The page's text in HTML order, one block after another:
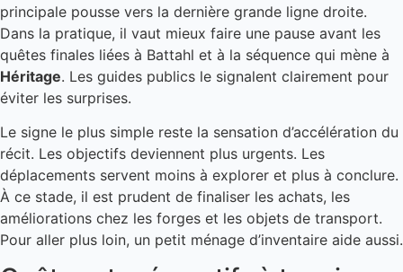
principale pousse vers la dernière grande ligne droite.
Dans la pratique, il vaut mieux faire une pause avant les
quêtes finales liées à Battahl et à la séquence qui mène à
Héritage. Les guides publics le signalent clairement pour
éviter les surprises.
Le signe le plus simple reste la sensation d’accélération du
récit. Les objectifs deviennent plus urgents. Les
déplacements servent moins à explorer et plus à conclure.
À ce stade, il est prudent de finaliser les achats, les
améliorations chez les forges et les objets de transport.
Pour aller plus loin, un petit ménage d’inventaire aide aussi.